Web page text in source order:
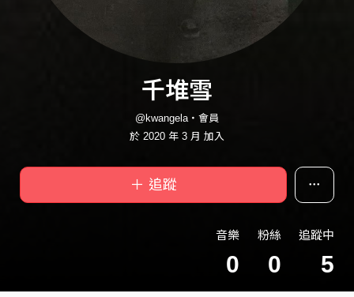
千堆雪
@kwangela・會員
於 2020 年 3 月 加入
＋ 追蹤
音樂
0
粉絲
0
追蹤中
5